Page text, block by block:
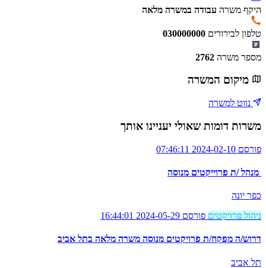
היקף משרה עבודה במשרה מלאה
טלפון לבירורים 030000000
מספר משרה 2762
מיקום המשרה
נווט למשרה
משרות דומות שאולי יעניינו אותך
פורסם 2024-02-10 07:46:11
מנהל /ת פרוייקטים מנוסה
כפר יונה
ניהול פרויקטים פורסם 2024-05-29 16:44:01
דרוש/ה מפקח/ת פרויקטים מנוסה משרה מלאה בתל אביב
תל אביב